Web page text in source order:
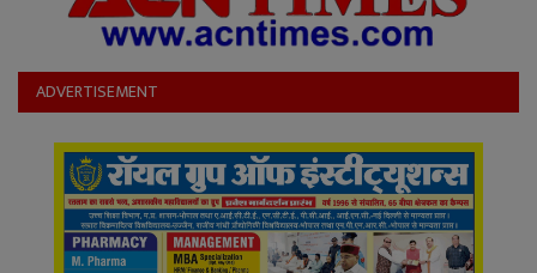
ADVERTISEMENT